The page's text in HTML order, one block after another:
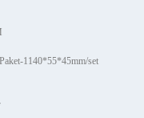
1140*55*45mm/set